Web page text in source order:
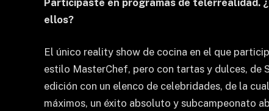
ellos?
El único reality show de cocina en el que
estilo MasterChef, pero con tartas y dulces, de
edición con un elenco de celebridades, de la
máximos, un éxito absoluto y subcampeonato